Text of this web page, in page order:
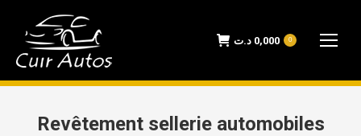
0,000 د.ت 0
Revêtement sellerie automobiles